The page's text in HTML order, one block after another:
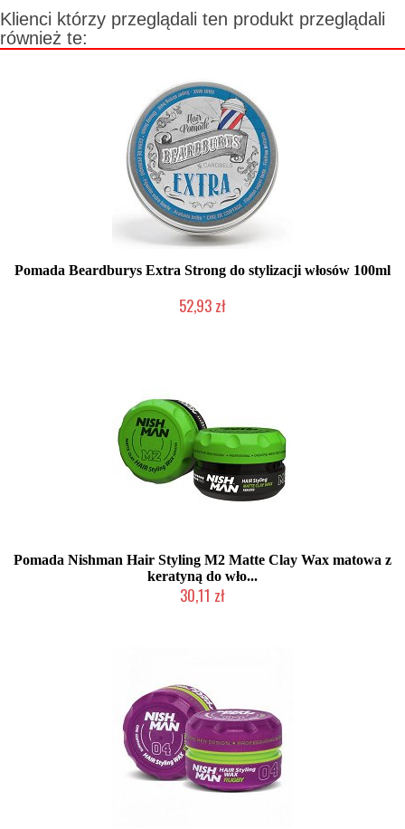
Klienci którzy przeglądali ten produkt przeglądali
również te:
Pomada Beardburys Extra Strong do stylizacji włosów 100ml
52,93 zł
Pomada Nishman Hair Styling M2 Matte Clay Wax matowa z
keratyną do wło...
30,11 zł